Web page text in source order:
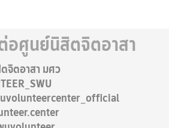
อศูนย์นิสิตจิตอาสา
จิตอาสา มศว